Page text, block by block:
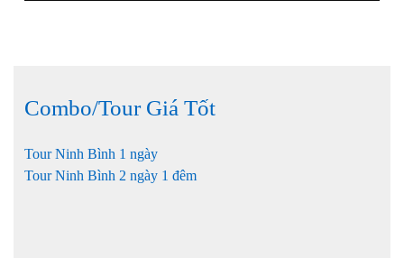
Combo/Tour Giá Tốt
Tour Ninh Bình 1 ngày
Tour Ninh Bình 2 ngày 1 đêm